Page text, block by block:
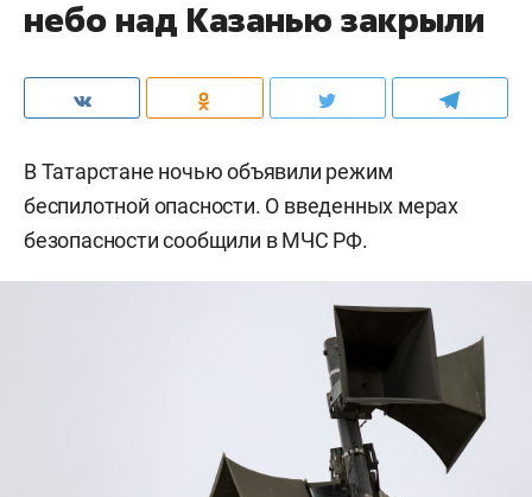
небо над Казанью закрыли
В Татарстане ночью объявили режим
беспилотной опасности. О введенных мерах
безопасности сообщили в МЧС РФ.